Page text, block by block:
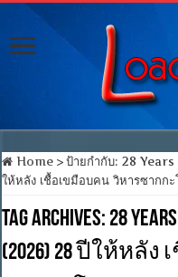
Home > ป้ายกำกับ:28
ให้หลัง เชื้อเขมือบคน วิหารซากก
Tag Archives: 28
(2026) 28 ปีให้หลั